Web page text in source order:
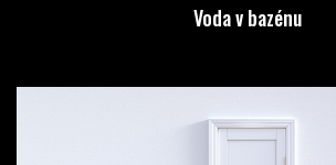
Voda v bazénu